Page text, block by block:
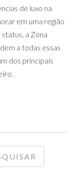
de luxo na
em uma região
a Zona
a todas essas
dos principais